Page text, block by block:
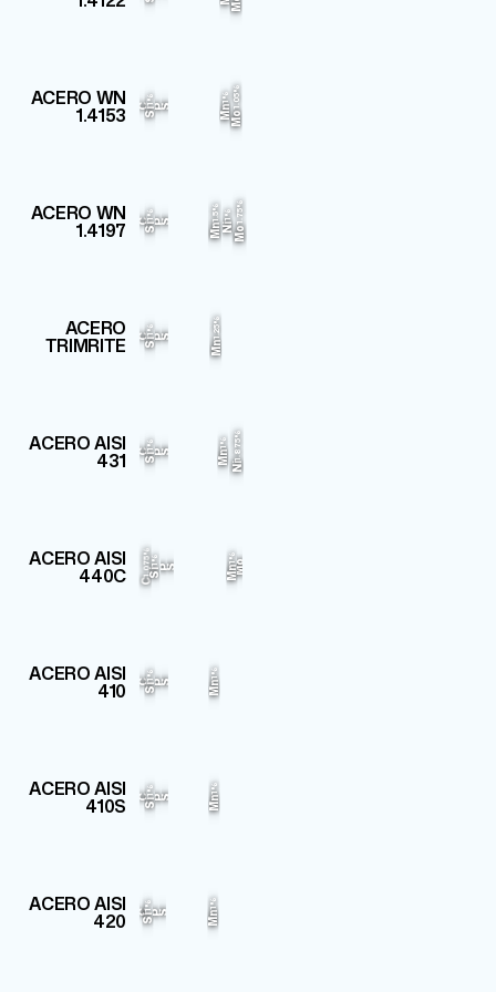
ACERO WN
1.4153 C
Si
1%P
S Mn
1%
Mo
1.05%
ACERO WN
1.4197 C
Si
1%P
S
Mn
1.5%
Ni
1%
Mo
1.75%
ACERO
TRIMRITE C
Si
1%P
S
Mn
1.25%
ACERO AISI
431 C
Si
1%P
S Mn
1%
Ni
1.875%
ACERO AISI
440C C
1.075%Si
1%P
S Mn
1%Mo
ACERO AISI
410 12.5%
C
Si
1%P
S Mn
1%
ACERO AISI
410S 12.5%
C
Si
1%P
S Mn
1%
ACERO AISI
420 C
Si
1%P
S Mn
1%